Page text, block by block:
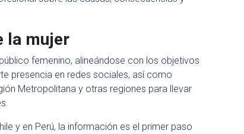
la mujer
femenino, alineándose con los objetivos
presencia en redes sociales, así como
Metropolitana y otras regiones para llevar
y en Perú, la información es el primer paso